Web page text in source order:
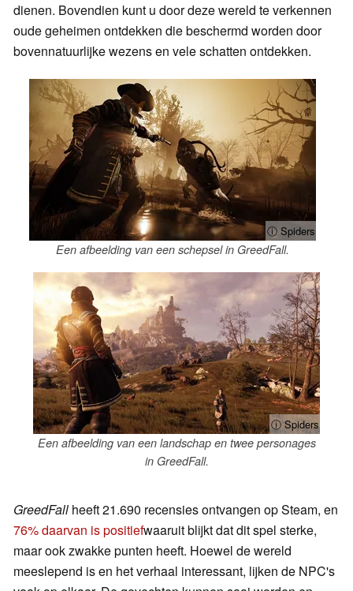
dienen. Bovendien kunt u door deze wereld te verkennen
oude geheimen ontdekken die beschermd worden door
bovennatuurlijke wezens en vele schatten ontdekken.
ⓘ Spiders
Een afbeelding van een schepsel in GreedFall.
ⓘ Spiders
Een afbeelding van een landschap en twee personages
in GreedFall.
GreedFall heeft 21.690 recensies ontvangen op Steam, en
76% daarvan is positiefwaaruit blijkt dat dit spel sterke,
maar ook zwakke punten heeft. Hoewel de wereld
meeslepend is en het verhaal interessant, lijken de NPC's